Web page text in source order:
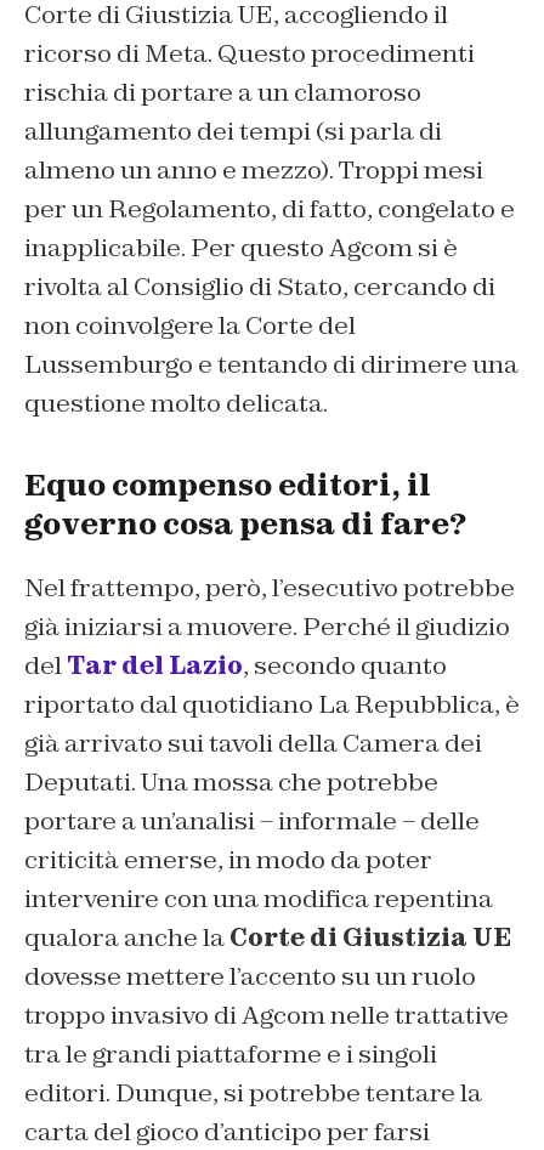
Corte di Giustizia UE, accogliendo il
ricorso di Meta. Questo procedimenti
rischia di portare a un clamoroso
allungamento dei tempi (si parla di
almeno un anno e mezzo). Troppi mesi
per un Regolamento, di fatto, congelato e
inapplicabile. Per questo Agcom si è
rivolta al Consiglio di Stato, cercando di
non coinvolgere la Corte del
Lussemburgo e tentando di dirimere una
questione molto delicata.
Equo compenso editori, il
governo cosa pensa di fare?
Nel frattempo, però, l’esecutivo potrebbe
già iniziarsi a muovere. Perché il giudizio
delTar del Lazio, secondo quanto
riportato dal quotidiano La Repubblica, è
già arrivato sui tavoli della Camera dei
Deputati. Una mossa che potrebbe
portare a un’analisi – informale – delle
criticità emerse, in modo da poter
intervenire con una modifica repentina
qualora anche laCorte di Giustizia UE
dovesse mettere l’accento su un ruolo
troppo invasivo di Agcom nelle trattative
tra le grandi piattaforme e i singoli
editori. Dunque, si potrebbe tentare la
carta del gioco d’anticipo per farsi